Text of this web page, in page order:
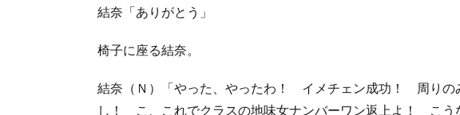
結奈「ありがとう」
椅子に座る結奈。
結奈（Ｎ）「やった、やったわ！ イメチェン成功！ 周りの
し！ こ、これでクラスの地味女ナンバーワン返上よ！ こう